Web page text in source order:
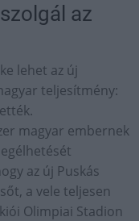
az
lehet az új
teljesítmény:
magyar embernek
az új Puskás
a vele teljesen
Olimpiai Stadion